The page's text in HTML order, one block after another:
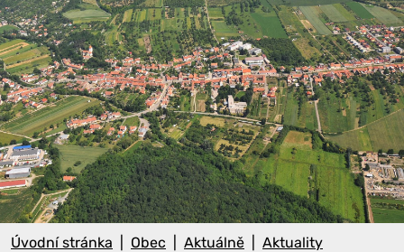
Úvodní stránka Obec Aktuálně
Aktuality